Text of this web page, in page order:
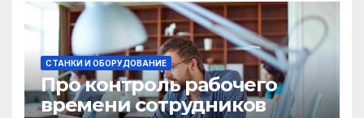
СТАНКИ И ОБОРУДОВАНИЕ
Про контроль рабочего
времени сотрудников